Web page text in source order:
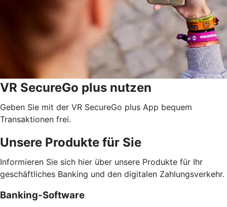
VR SecureGo plus nutzen
Geben Sie mit der VR SecureGo plus App bequem
Transaktionen frei.
Unsere Produkte für Sie
Informieren Sie sich hier über unsere Produkte für Ihr
geschäftliches Banking und den digitalen Zahlungsverkehr.
Banking-Software